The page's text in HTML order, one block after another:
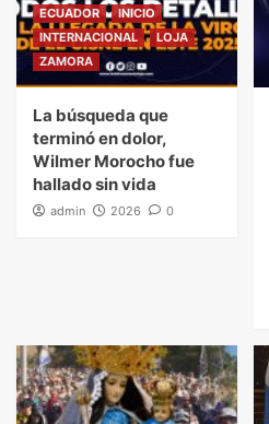
ECUADOR
INICIO
INTERNACIONAL
LOJA
ZAMORA
La búsqueda que
terminó en dolor,
Wilmer Morocho fue
hallado sin vida
admin 2026 0